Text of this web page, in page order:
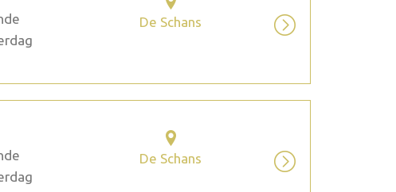
De Schans
De Schans